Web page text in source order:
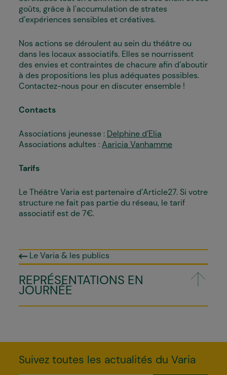
Le Varia & les publics
goûts, grâce à l'accumulation de strates
d’expériences sensibles et créatives.
Nos actions se déroulent au sein du théâtre ou
dans les locaux associatifs. Elles se nourrissent
des envies et contraintes de chacun·e afin d’aboutir
à des propositions les plus adéquates possibles.
Contactez-nous pour en discuter ensemble !
Contacts
Associations jeunesse : Delphine d’Elia
Associations adultes :Aaricia Vanhamme
Tarifs
Le Théâtre Varia est partenaire d’Article27. Si votre
structure ne fait pas partie du réseau, le tarif
associatif est de 7€.
REPRÉSENTATIONS EN
JOURNÉE
Suivez toutes les actualités du Varia